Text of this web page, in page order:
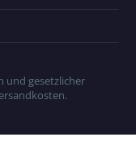
und gesetzlicher